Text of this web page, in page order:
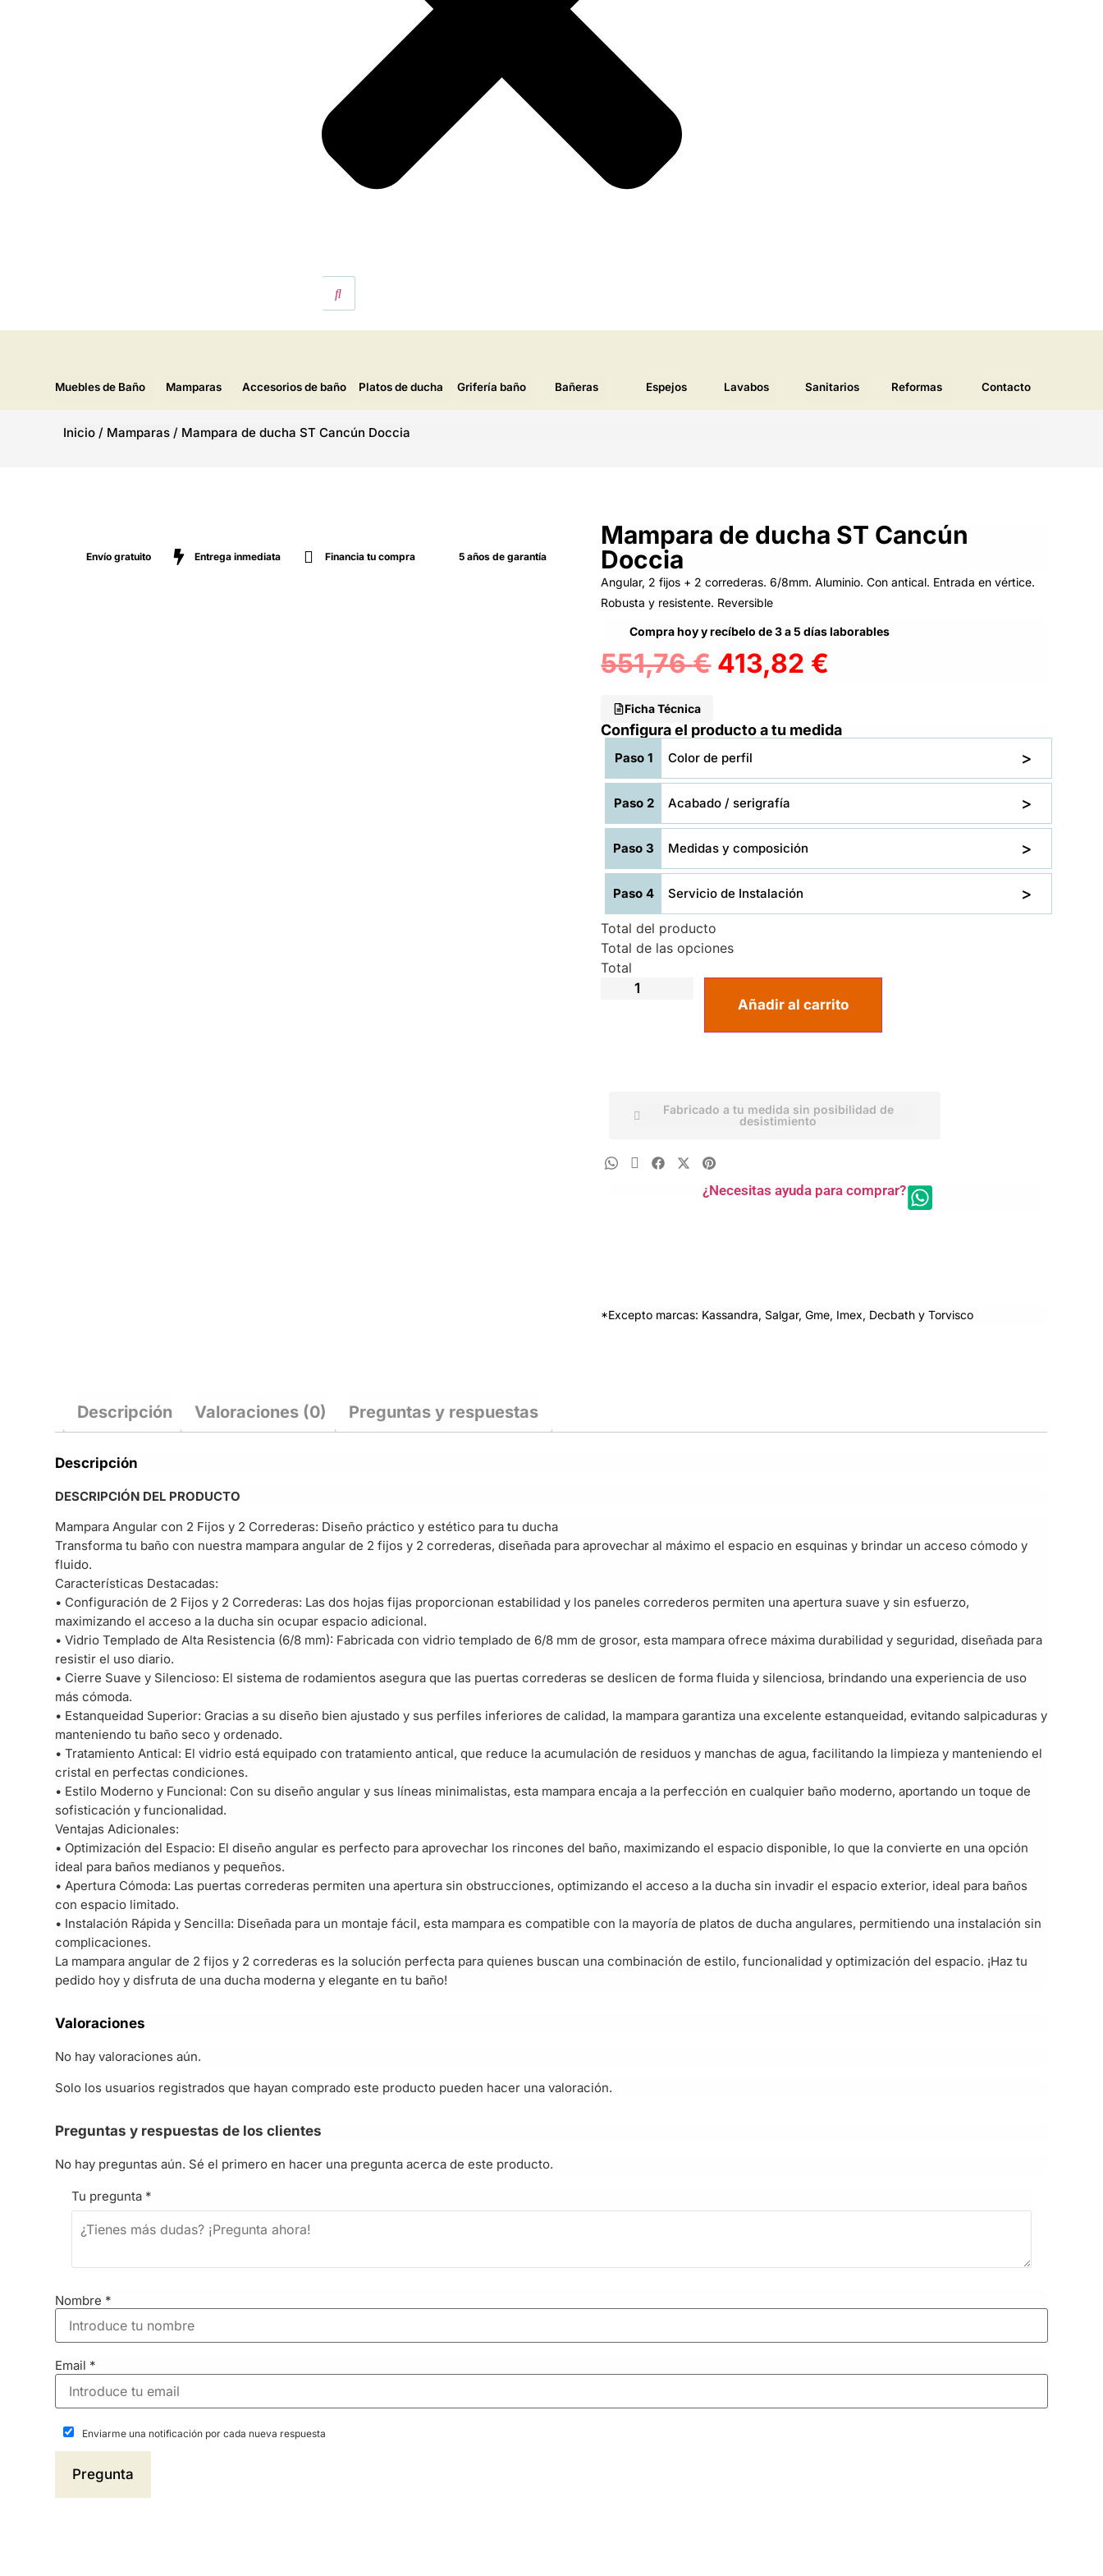
Muebles de Baño Mamparas Accesorios de baño Platos de ducha Grifería baño Bañeras Espejos Lavabos Sanitarios Reformas Contacto
Inicio / Mamparas / Mampara de ducha ST Cancún Doccia
Envío gratuito Entrega inmediata Financia tu compra 5 años de garantía
Mampara de ducha ST Cancún
Doccia
Angular, 2 fijos + 2 correderas. 6/8mm. Aluminio. Con antical. Entrada en vértice.
Robusta y resistente. Reversible
Compra hoy y recíbelo de 3 a 5 días laborables
551,76€ 413,82 €
Ficha Técnica
Configura el producto a tu medida
Paso 1 Color de perfil
Paso 2 Acabado / serigrafía
Paso 3 Medidas y composición
Paso 4 Servicio de Instalación
Total del producto
Total de las opciones
Total
Añadir al carrito
Fabricado a tu medida sin posibilidad de
desistimiento
¿Necesitas ayuda para comprar?
*Excepto marcas: Kassandra, Salgar, Gme, Imex, Decbath y Torvisco
Descripción Valoraciones (0) Preguntas y respuestas
Descripción
DESCRIPCIÓN DEL PRODUCTO
Mampara Angular con 2 Fijos y 2 Correderas: Diseño práctico y estético para tu ducha
Transforma tu baño con nuestra mampara angular de 2 fijos y 2 correderas, diseñada para aprovechar al máximo el espacio en esquinas y brindar un acceso cómodo y
fluido.
Características Destacadas:
• Configuración de 2 Fijos y 2 Correderas: Las dos hojas fijas proporcionan estabilidad y los paneles correderos permiten una apertura suave y sin esfuerzo,
maximizando el acceso a la ducha sin ocupar espacio adicional.
• Vidrio Templado de Alta Resistencia (6/8 mm): Fabricada con vidrio templado de 6/8 mm de grosor, esta mampara ofrece máxima durabilidad y seguridad, diseñada para
resistir el uso diario.
• Cierre Suave y Silencioso: El sistema de rodamientos asegura que las puertas correderas se deslicen de forma fluida y silenciosa, brindando una experiencia de uso
más cómoda.
• Estanqueidad Superior: Gracias a su diseño bien ajustado y sus perfiles inferiores de calidad, la mampara garantiza una excelente estanqueidad, evitando salpicaduras y
manteniendo tu baño seco y ordenado.
• Tratamiento Antical: El vidrio está equipado con tratamiento antical, que reduce la acumulación de residuos y manchas de agua, facilitando la limpieza y manteniendo el
cristal en perfectas condiciones.
• Estilo Moderno y Funcional: Con su diseño angular y sus líneas minimalistas, esta mampara encaja a la perfección en cualquier baño moderno, aportando un toque de
sofisticación y funcionalidad.
Ventajas Adicionales:
• Optimización del Espacio: El diseño angular es perfecto para aprovechar los rincones del baño, maximizando el espacio disponible, lo que la convierte en una opción
ideal para baños medianos y pequeños.
• Apertura Cómoda: Las puertas correderas permiten una apertura sin obstrucciones, optimizando el acceso a la ducha sin invadir el espacio exterior, ideal para baños
con espacio limitado.
• Instalación Rápida y Sencilla: Diseñada para un montaje fácil, esta mampara es compatible con la mayoría de platos de ducha angulares, permitiendo una instalación sin
complicaciones.
La mampara angular de 2 fijos y 2 correderas es la solución perfecta para quienes buscan una combinación de estilo, funcionalidad y optimización del espacio. ¡Haz tu
pedido hoy y disfruta de una ducha moderna y elegante en tu baño!
Valoraciones
No hay valoraciones aún.
Solo los usuarios registrados que hayan comprado este producto pueden hacer una valoración.
Preguntas y respuestas de los clientes
No hay preguntas aún. Sé el primero en hacer una pregunta acerca de este producto.
Tu pregunta *
Nombre *
Email *
Enviarme una notificación por cada nueva respuesta